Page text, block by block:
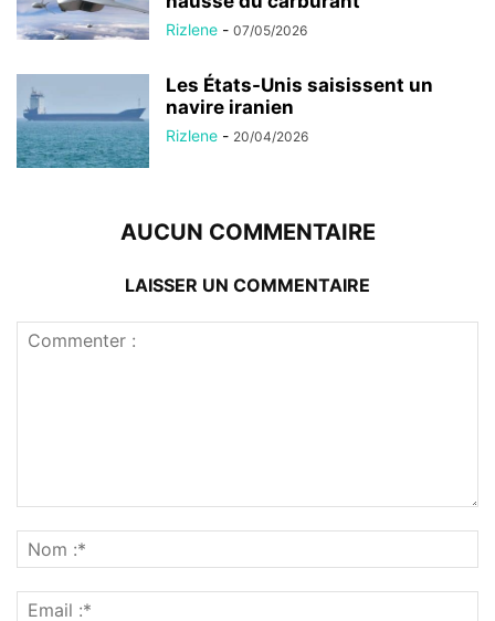
Rizlene - 07/05/2026
Les États-Unis saisissent un
navire iranien
Rizlene - 20/04/2026
AUCUN COMMENTAIRE
LAISSER UN COMMENTAIRE